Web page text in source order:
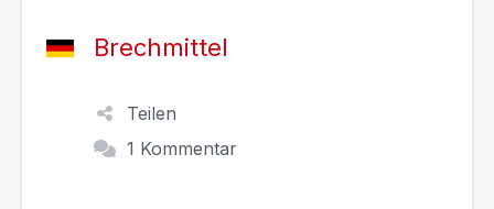
Brechmittel
Teilen
1 Kommentar